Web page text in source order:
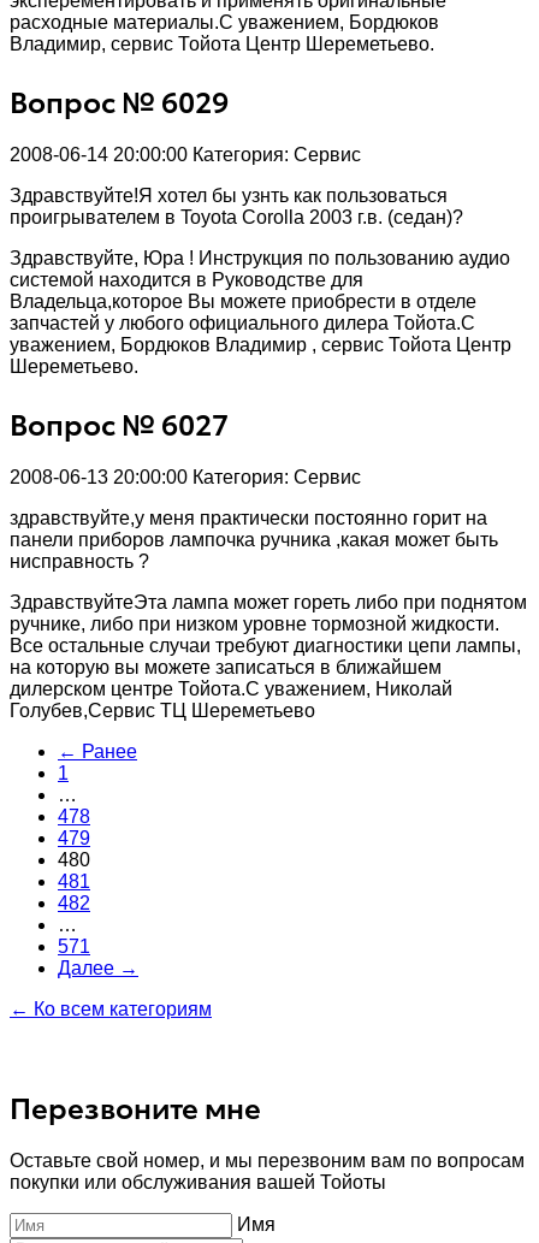
расходные материалы.С уважением, Бордюков
Владимир, сервис Тойота Центр Шереметьево.
Вопрос № 6029
2008-06-14 20:00:00 Категория: Сервис
Здравствуйте!Я хотел бы узнть как пользоваться
проигрывателем в Toyota Corolla 2003 г.в. (седан)?
Здравствуйте, Юра ! Инструкция по пользованию аудио
системой находится в Руководстве для
Владельца,которое Вы можете приобрести в отделе
запчастей у любого официального дилера Тойота.С
уважением, Бордюков Владимир , сервис Тойота Центр
Шереметьево.
Вопрос № 6027
2008-06-13 20:00:00 Категория: Сервис
здравствуйте,у меня практически постоянно горит на
панели приборов лампочка ручника ,какая может быть
нисправность ?
ЗдравствуйтеЭта лампа может гореть либо при поднятом
ручнике, либо при низком уровне тормозной жидкости.
Все остальные случаи требуют диагностики цепи лампы,
на которую вы можете записаться в ближайшем
дилерском центре Тойота.С уважением, Николай
Голубев,Сервис ТЦ Шереметьево
← Ранее
1
…
478
479
480
481
482
…
571
Далее →
← Ко всем категориям
Перезвоните мне
Оставьте свой номер, и мы перезвоним вам по вопросам
покупки или обслуживания вашей Тойоты
Имя